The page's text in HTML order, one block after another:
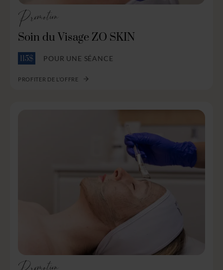
Promotion
Soin du Visage ZO SKIN
115$ POUR UNE SÉANCE
PROFITER DE L’OFFRE